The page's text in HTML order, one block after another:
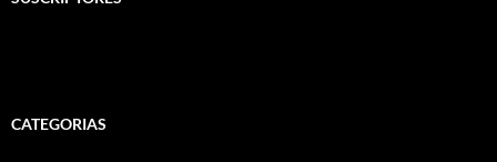
CATEGORIAS